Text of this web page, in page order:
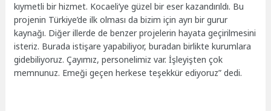
kıymetli bir hizmet. Kocaeli’ye güzel bir eser kazandırıldı. Bu
projenin Türkiye’de ilk olması da bizim için ayrı bir gurur
kaynağı. Diğer illerde de benzer projelerin hayata geçirilmesini
isteriz. Burada istişare yapabiliyor, buradan birlikte kurumlara
gidebiliyoruz. Çayımız, personelimiz var. İşleyişten çok
memnunuz. Emeği geçen herkese teşekkür ediyoruz” dedi.